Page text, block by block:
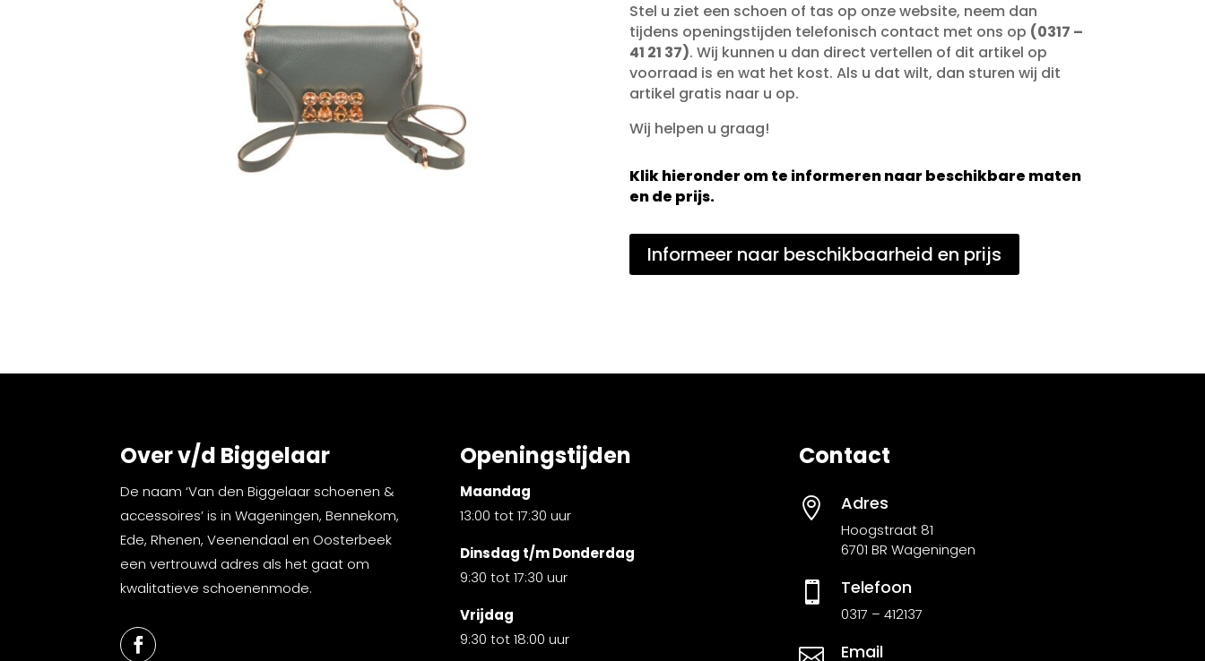
Stel u ziet een schoen of tas op onze website, neem dan
tijdens openingstijden telefonisch contact met ons op (0317 –
41 21 37). Wij kunnen u dan direct vertellen of dit artikel op
voorraad is en wat het kost. Als u dat wilt, dan sturen wij dit
artikel gratis naar u op.
Wij helpen u graag!
Klik hieronder om te informeren naar beschikbare maten
en de prijs.
Informeer naar beschikbaarheid en prijs
Over v/d Biggelaar
De naam ‘Van den Biggelaar schoenen &
accessoires’ is in Wageningen, Bennekom,
Ede, Rhenen, Veenendaal en Oosterbeek
een vertrouwd adres als het gaat om
kwalitatieve schoenenmode.
Openingstijden
Maandag
13:00 tot 17:30 uur
Dinsdag t/m Donderdag
9:30 tot 17:30 uur
Vrijdag
9:30 tot 18:00 uur
Contact
 Adres
Hoogstraat 81
6701 BR Wageningen
 Telefoon
0317 – 412137
Email